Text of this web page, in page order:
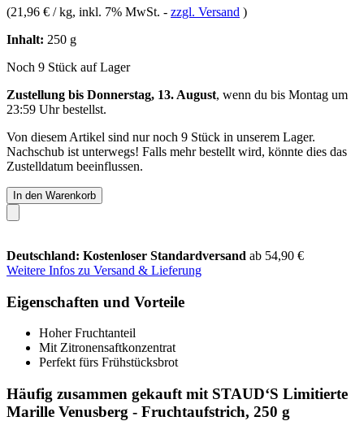
(21,96 € / kg, inkl. 7% MwSt. - zzgl. Versand )
Inhalt: 250 g
Noch 9 Stück auf Lager
Zustellung bis Donnerstag, 13. August, wenn du bis Montag um
23:59 Uhrbestellst.
Von diesem Artikel sind nur noch 9 Stück in unserem Lager.
Nachschub ist unterwegs! Falls mehr bestellt wird, könnte dies das
Zustelldatum beeinflussen.
In den Warenkorb
Deutschland: Kostenloser Standardversand ab 54,90 €
Weitere Infos zu Versand & Lieferung
Eigenschaften und Vorteile
Hoher Fruchtanteil
Mit Zitronensaftkonzentrat
Perfekt fürs Frühstücksbrot
Häufig zusammen gekauft mit STAUD‘S Limitierte
Marille Venusberg - Fruchtaufstrich, 250 g